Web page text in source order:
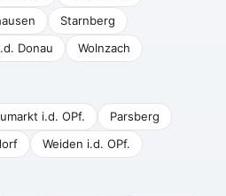
Starnberg
Donau Wolnzach
i.d. OPf.
Parsberg
Weiden i.d. OPf.